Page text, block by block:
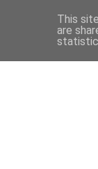
This
are